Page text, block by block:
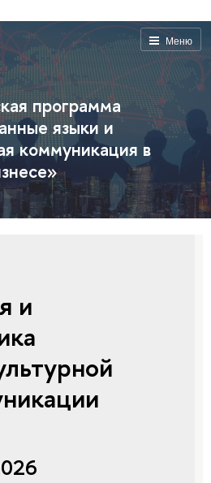
Меню
программа
языки и
коммуникация в
и